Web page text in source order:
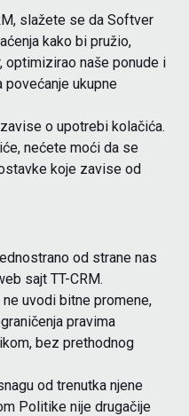
slažete se da Softver
kako bi pružio,
optimizirao naše ponude i
ukupne
o upotrebi kolačića.
nećete moći da se
koje zavise od
od strane nas
sajt TT-CRM.
uvodi bitne promene,
pravima
bez prethodnog
od trenutka njene
Politike nije drugačije